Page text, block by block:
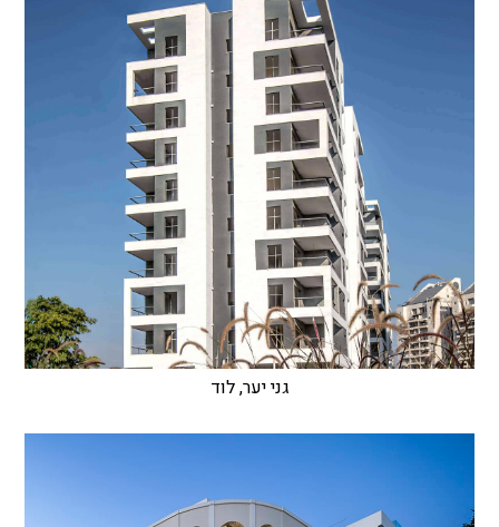
גני יער, לוד